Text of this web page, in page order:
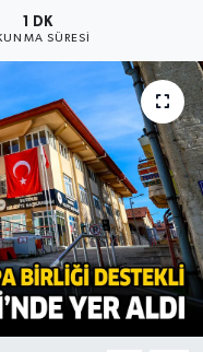
1 DK
SÜRESI